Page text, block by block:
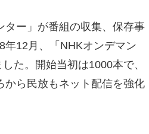
ター」が番組の収集、保存事
12月、「NHKオンデマン
た。開始当初は1000本で、
から民放もネット配信を強化